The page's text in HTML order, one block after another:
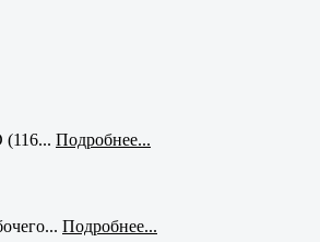
(116... Подробнее...
Подробнее...